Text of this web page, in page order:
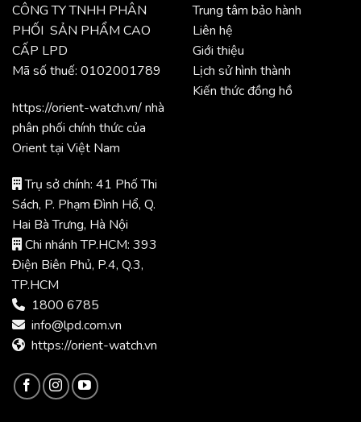
CÔNG TY TNHH PHÂN
PHỐI SẢN PHẨM CAO
CẤP LPD
Mã số thuế: 0102001789
https://orient-watch.vn/ nhà
phân phối chính thức của
Orient tại Việt Nam
Trụ sở chính: 41 Phố Thi
Sách, P. Phạm Đình Hổ, Q.
Hai Bà Trưng, Hà Nội
Chi nhánh TP.HCM: 393
Điện Biên Phủ, P.4, Q.3,
TP.HCM
1800 6785
info@lpd.com.vn
https://orient-watch.vn
Trung tâm bảo hành
Liên hệ
Giới thiệu
Lịch sử hình thành
Kiến thức đồng hồ